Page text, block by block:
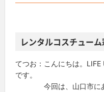
レンタルコスチュー
てつお：こんにちは。
です。
今回は、山口市にあ